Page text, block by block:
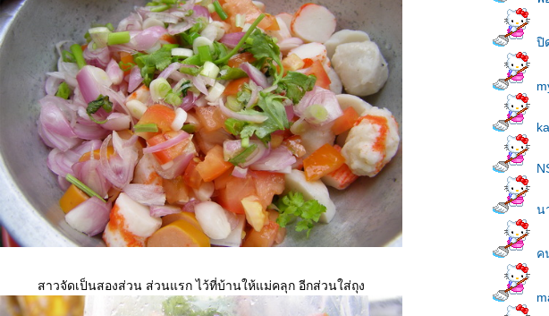
สาวจัดเป็นสองส่วน ส่วนแรก ไว้ที่บ้านให้แม่คลุก อีกส่วนใส่ถุง
ปิ
น
ค